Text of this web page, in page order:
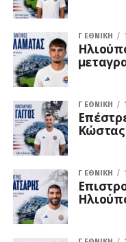
Γ ΕΘΝΙΚΉ
Γ ΕΘΝΙΚΉ
Γ ΕΘΝΙΚΉ